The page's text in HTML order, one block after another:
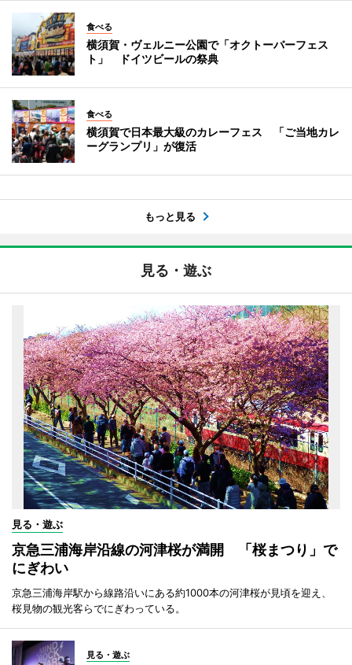
食べる
横須賀・ヴェルニー公園で「オクトーバーフェス
ト」 ドイツビールの祭典
食べる
横須賀で日本最大級のカレーフェス 「ご当地カレ
ーグランプリ」が復活
もっと見る
見る・遊ぶ
見る・遊ぶ
京急三浦海岸沿線の河津桜が満開 「桜まつり」で
にぎわい
京急三浦海岸駅から線路沿いにある約1000本の河津桜が見頃を迎え、
桜見物の観光客らでにぎわっている。
見る・遊ぶ